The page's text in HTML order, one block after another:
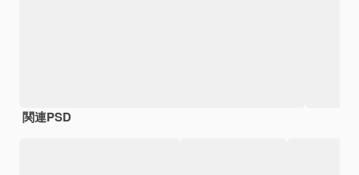
関連PSD